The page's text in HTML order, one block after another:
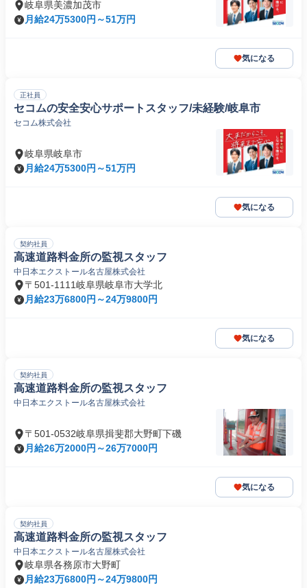
岐阜県美濃加茂市
月給24万5300円～51万円
気になる
正社員
セコムの安全安心サポートスタッフ/未経験/岐阜市
セコム株式会社
岐阜県岐阜市
月給24万5300円～51万円
気になる
契約社員
高速道路料金所の監視スタッフ
中日本エクストール名古屋株式会社
〒501-1111岐阜県岐阜市大学北
月給23万6800円～24万9800円
気になる
契約社員
高速道路料金所の監視スタッフ
中日本エクストール名古屋株式会社
〒501-0532岐阜県揖斐郡大野町下磯
月給26万2000円～26万7000円
気になる
契約社員
高速道路料金所の監視スタッフ
中日本エクストール名古屋株式会社
岐阜県各務原市大野町
月給23万6800円～24万9800円